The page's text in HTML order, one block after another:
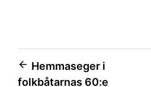
Inläggsnavigering
Hemmaseger i
folkbåtarnas 60:e